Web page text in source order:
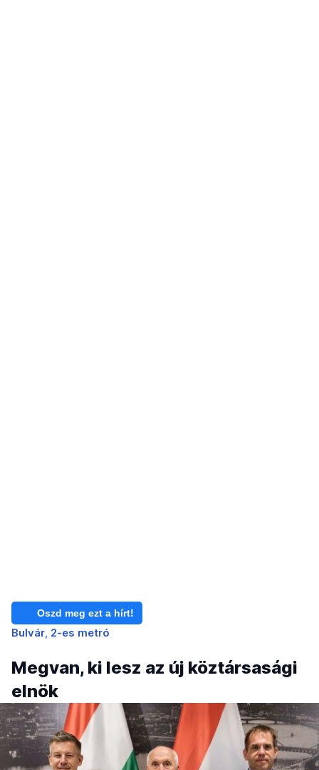
Oszd meg ezt a hírt!
Bulvár 2-es metró
Megvan, ki lesz az új köztársasági
elnök